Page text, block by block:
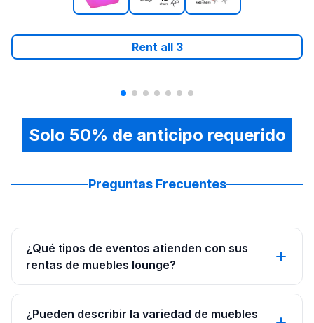
Rent all 3
Solo 50% de anticipo requerido
Preguntas Frecuentes
¿Qué tipos de eventos atienden con sus
rentas de muebles lounge?
¿Pueden describir la variedad de muebles